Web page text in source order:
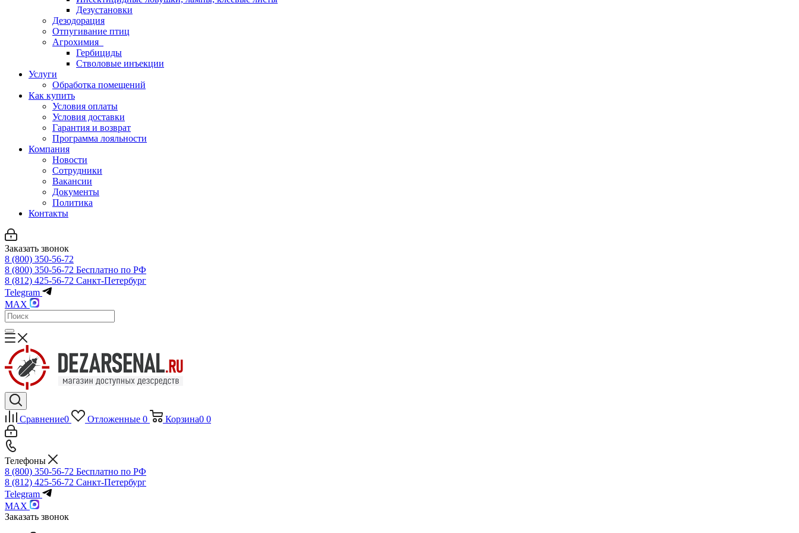
Дезустановки
Дезодорация
Отпугивание птиц
Агрохимия
Гербициды
Стволовые инъекции
Услуги
Обработка помещений
Как купить
Условия оплаты
Условия доставки
Гарантия и возврат
Программа лояльности
Компания
Новости
Сотрудники
Вакансии
Документы
Политика
Контакты
Заказать звонок
8 (800) 350-56-72
8 (800) 350-56-72 Бесплатно по РФ
8 (812) 425-56-72 Санкт-Петербург
Telegram
MAX
Сравнение0 Отложенные 0 Корзина0 0
Телефоны
8 (800) 350-56-72 Бесплатно по РФ
8 (812) 425-56-72 Санкт-Петербург
Telegram
MAX
Заказать звонок